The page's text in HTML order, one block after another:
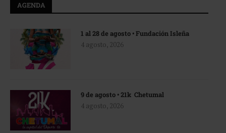
AGENDA
1 al 28 de agosto • Fundación Isleña
4 agosto, 2026
9 de agosto • 21k Chetumal
4 agosto, 2026